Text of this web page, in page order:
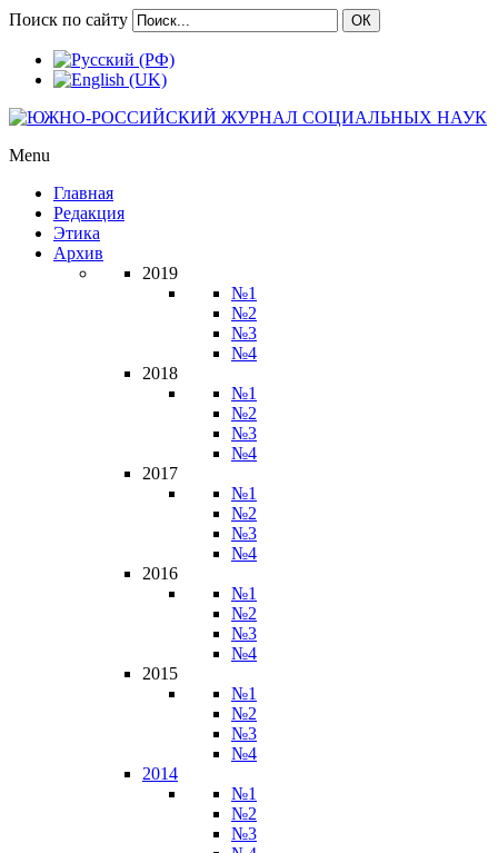
Поиск по сайту ОК
Menu
Главная
Редакция
Этика
Архив
2019
№1
№2
№3
№4
2018
№1
№2
№3
№4
2017
№1
№2
№3
№4
2016
№1
№2
№3
№4
2015
№1
№2
№3
№4
2014
№1
№2
№3